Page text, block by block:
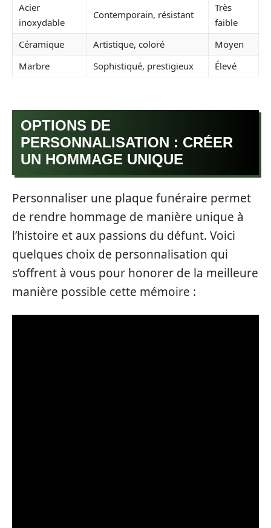
Acier
inoxydable
Contemporain, résistant
Très
faible
Céramique
Artistique, coloré
Moyen
Marbre
Sophistiqué, prestigieux Élevé
OPTIONS DE
PERSONNALISATION : CRÉER
UN HOMMAGE UNIQUE
Personnaliser une plaque funéraire permet
de rendre hommage de manière unique à
l’histoire et aux passions du défunt. Voici
quelques choix de personnalisation qui
s’offrent à vous pour honorer de la meilleure
manière possible cette mémoire :